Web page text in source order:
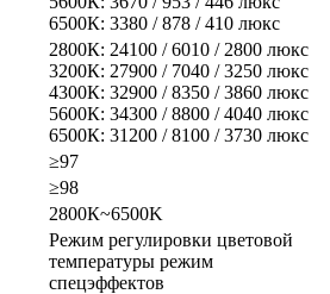
6500К: 3380 / 878 / 410 люкс
2800К: 24100 / 6010 / 2800 люкс
3200К: 27900 / 7040 / 3250 люкс
4300К: 32900 / 8350 / 3860 люкс
5600К: 34300 / 8800 / 4040 люкс
6500К: 31200 / 8100 / 3730 люкс
≥97
≥98
2800К~6500K
Режим регулировки цветовой
температуры режим
спецэффектов